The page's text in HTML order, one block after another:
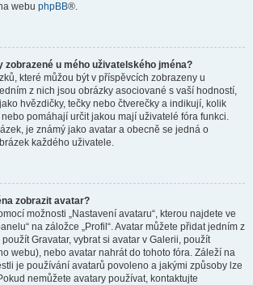
webu phpBB®.
zobrazené u mého uživatelského jména?
které můžou být v příspěvcích zobrazeny u
z nich jsou obrázky asociované s vaší hodností,
hvězdičky, tečky nebo čtverečky a indikují, kolik
pomáhají určit jakou mají uživatelé fóra funkci.
je známý jako avatar a obecně se jedná o
každého uživatele.
zobrazit avatar?
možnosti „Nastavení avataru“, kterou najdete ve
na záložce „Profil“. Avatar můžete přidat jedním z
Gravatar, vybrat si avatar v Galerii, použít
webu), nebo avatar nahrát do tohoto fóra. Záleží na
je používání avatarů povoleno a jakými způsoby lze
nemůžete avatary používat, kontaktujte